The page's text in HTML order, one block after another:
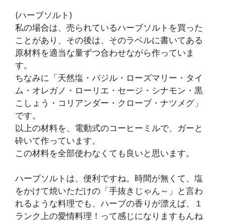
(ハーブソルト)
私の場合は、売られているハーブソルトを買った
ことがあり、その後は、そのラベルに書いてある
原材料を適当な量ずつ合わせながら作っていま
す。
ちなみに「天然塩・バジル・ローズマリー・タイ
ム・オレガノ・ローリエ・セージ・シナモン・黒
こしょう・コリアンダー・クローブ・ナツメグ」
です。
以上の材料を、電動式のコーヒーミルで、ガーと
砕いて作っています。
この材料を全部使わなくても良いと思います。
ハーブソルトは、便利ですね。時間が無くて、塩
をかけて焼いただけの「手抜きじゃん～」と言わ
れるような料理でも、ハーブの香りが漂えば、１
ランク上の愛情料理！って感じになりますもんね